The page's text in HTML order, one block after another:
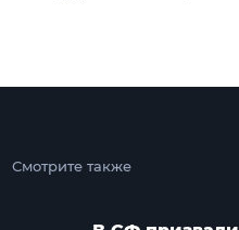
Смотрите также